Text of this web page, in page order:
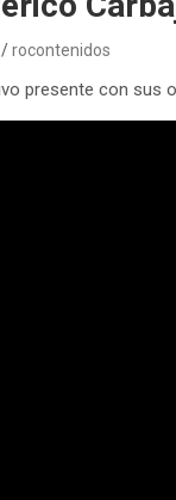
rocontenidos
presente con sus